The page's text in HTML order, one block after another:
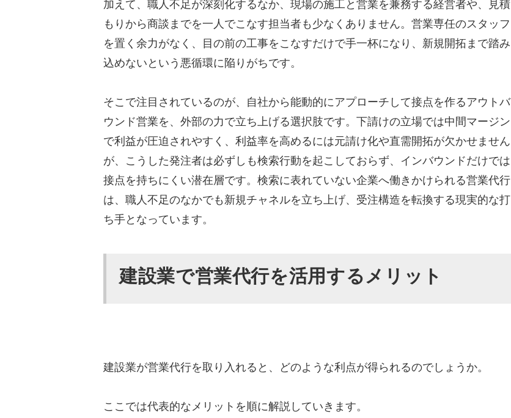
株式会社セレブリックス
アズ株式会社
株式会社ディグロス
株式会社ambient
株式会社アイランド・ブレイン
合同会社ドリームアップ
株式会社ラクイチ
DORIRU株式会社
建設業の営業代行で成果を出すためのポイント
複数の営業施策を業界特性で使い分ける
Q. 成果が出るまでどのくらいかかりますか？
まとめ｜自社に合う建設業の営業代行を選んで受注を伸ばそう
加えて、職人不足が深刻化するなか、現場の施工と営業を兼務する経営者や、見積
もりから商談までを一人でこなす担当者も少なくありません。営業専任のスタッフ
を置く余力がなく、目の前の工事をこなすだけで手一杯になり、新規開拓まで踏み
込めないという悪循環に陥りがちです。
そこで注目されているのが、自社から能動的にアプローチして接点を作るアウトバ
ウンド営業を、外部の力で立ち上げる選択肢です。下請けの立場では中間マージン
で利益が圧迫されやすく、利益率を高めるには元請け化や直需開拓が欠かせません
が、こうした発注者は必ずしも検索行動を起こしておらず、インバウンドだけでは
接点を持ちにくい潜在層です。検索に表れていない企業へ働きかけられる営業代行
は、職人不足のなかでも新規チャネルを立ち上げ、受注構造を転換する現実的な打
ち手となっています。
建設業で営業代行を活用するメリット
建設業が営業代行を取り入れると、どのような利点が得られるのでしょうか。
ここでは代表的なメリットを順に解説していきます。